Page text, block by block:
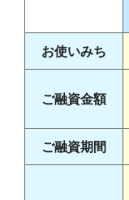
お使いみち
ご融資金額
ご融資期間